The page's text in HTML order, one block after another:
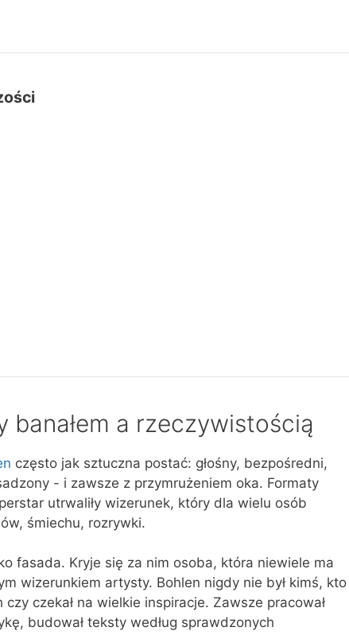
banałem a rzeczywistością
często jak sztuczna postać: głośny, bezpośredni,
- i zawsze z przymrużeniem oka. Formaty
utrwaliły wizerunek, który dla wielu osób
śmiechu, rozrywki.
fasada. Kryje się za nim osoba, która niewiele ma
wizerunkiem artysty. Bohlen nigdy nie był kimś, kto
czekał na wielkie inspiracje. Zawsze pracował
budował teksty według sprawdzonych